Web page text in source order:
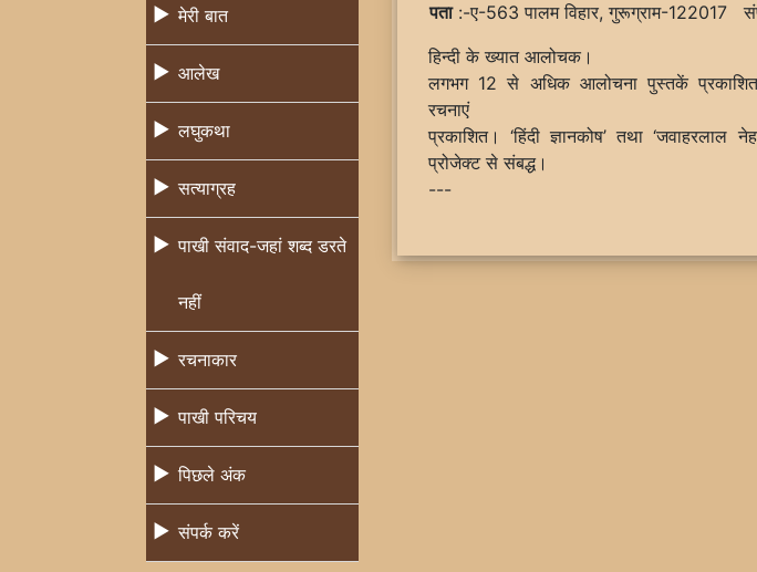
मेरी बात
आलेख
लघुकथा
सत्याग्रह
पाखी संवाद-जहां शब्द डरते
नहीं
रचनाकार
पाखी परिचय
पिछले अंक
संपर्क करें
पता:-ए-563 पालम विहार, गुरूग्राम-122017
हिन्दी के ख्यात आलोचक।
लगभग 12 से अधिक आलोचना पुस्तकें
रचनाएं
प्रकाशित। ‘हिंदी ज्ञानकोष’ तथा ‘जवाहरलाल
प्रोजेक्ट से संबद्ध।
---